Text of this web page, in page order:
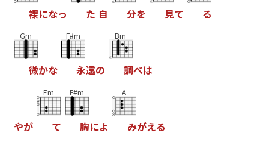
裸になっ た 自 分を 見て る
Gm
微かな
F#m
永遠の
Bm
調べは
やが
Em
て
F#m
胸によ
A
みがえる